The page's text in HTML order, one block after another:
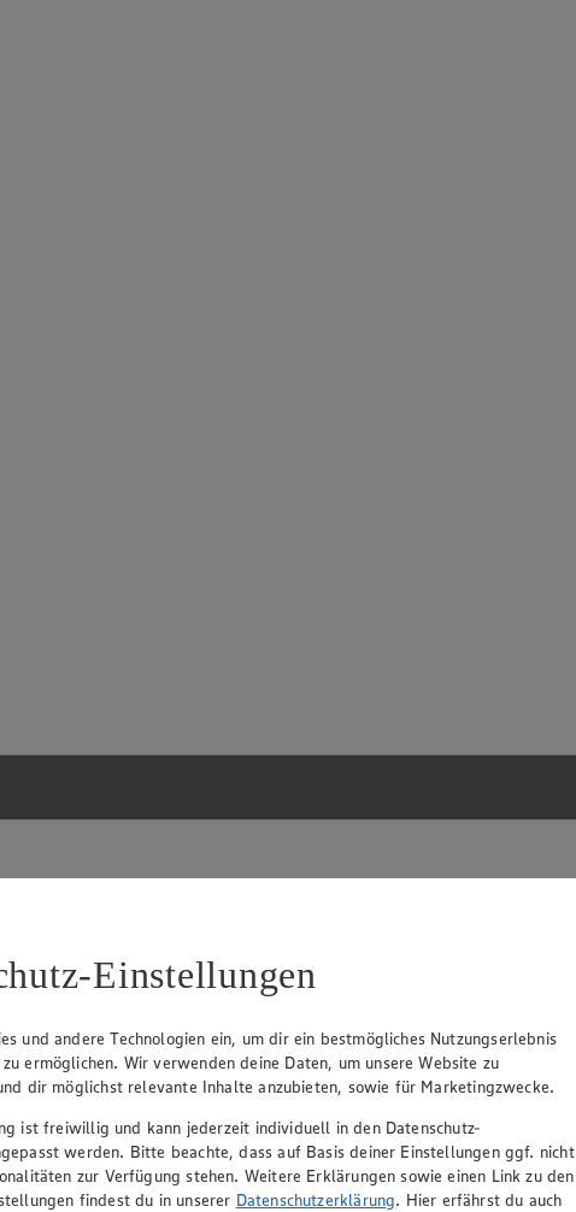
Einstellungen
und andere Technologien ein, um dir ein bestmögliches Nutzungserlebnis
ermöglichen. Wir verwenden deine Daten, um unsere Website zu
dir möglichst relevante Inhalte anzubieten, sowie für Marketingzwecke.
ist freiwillig und kann jederzeit individuell in den Datenschutz-
werden. Bitte beachte, dass auf Basis deiner Einstellungen ggf. nicht
zur Verfügung stehen. Weitere Erklärungen sowie einen Link zu den
findest du in unserer Datenschutzerklärung. Hier erfährst du auch